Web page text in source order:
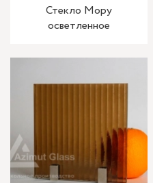
Стекло Мору
осветленное